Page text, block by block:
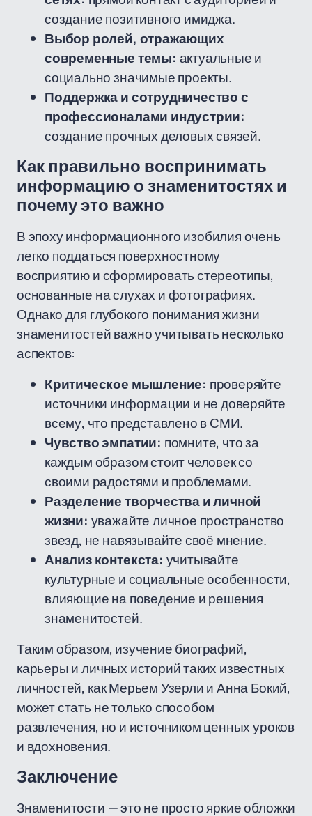
создание позитивного имиджа.
Выбор ролей, отражающих
современные темы: актуальные и
социально значимые проекты.
Поддержка и сотрудничество с
профессионалами индустрии:
создание прочных деловых связей.
Как правильно воспринимать
информацию о знаменитостях и
почему это важно
В эпоху информационного изобилия очень
легко поддаться поверхностному
восприятию и сформировать стереотипы,
основанные на слухах и фотографиях.
Однако для глубокого понимания жизни
знаменитостей важно учитывать несколько
аспектов:
Критическое мышление: проверяйте
источники информации и не доверяйте
всему, что представлено в СМИ.
Чувство эмпатии: помните, что за
каждым образом стоит человек со
своими радостями и проблемами.
Разделение творчества и личной
жизни: уважайте личное пространство
звезд, не навязывайте своё мнение.
Анализ контекста: учитывайте
культурные и социальные особенности,
влияющие на поведение и решения
знаменитостей.
Таким образом, изучение биографий,
карьеры и личных историй таких известных
личностей, как Мерьем Узерли и Анна Бокий,
может стать не только способом
развлечения, но и источником ценных уроков
и вдохновения.
Заключение
Знаменитости — это не просто яркие обложки